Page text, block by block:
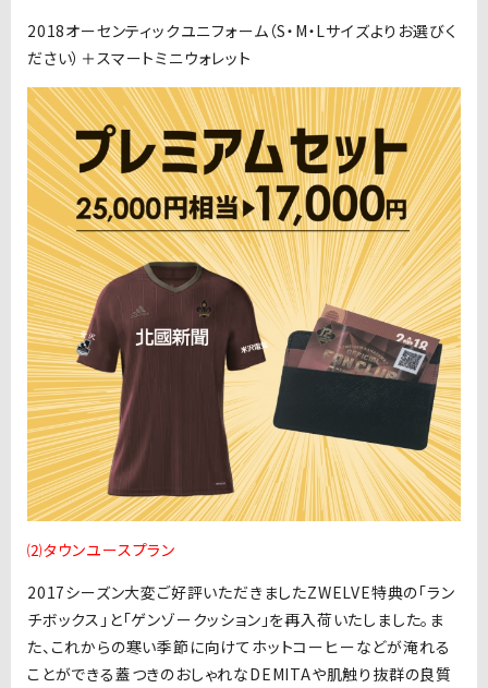
2018オーセンティックユニフォーム（S・M・Lサイズよりお選びく
ださい）＋スマートミニウォレット
⑵タウンユースプラン
2017シーズン大変ご好評いただきましたZWELVE特典の「ラン
チボックス」と「ゲンゾークッション」を再入荷いたしました。ま
た、これからの寒い季節に向けてホットコーヒーなどが淹れる
ことができる蓋つきのおしゃれなDEMITAや肌触り抜群の良質